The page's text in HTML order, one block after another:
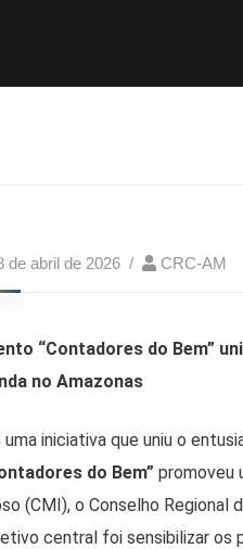
de abril de 2026 CRC-AM
“Contadores do Bem”
no Amazonas
uma iniciativa que uniu o
do Bem” promoveu
(CMI), o Conselho Regional
central foi sensibilizar os